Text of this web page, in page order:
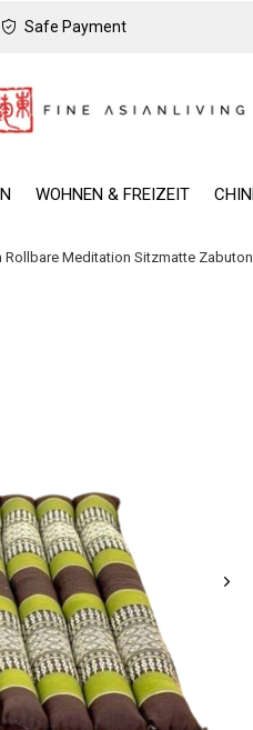
WOHNEN & FREIZEIT
Safe Payment
Meditation Sitzmatte